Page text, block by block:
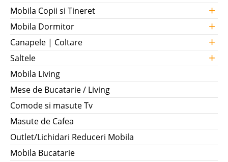
Mobila Copii si Tineret +
Mobila Dormitor +
Canapele | Coltare +
Saltele +
Mobila Living
Mese de Bucatarie / Living
Comode si masute Tv
Masute de Cafea
Outlet/Lichidari Reduceri Mobila
Mobila Bucatarie